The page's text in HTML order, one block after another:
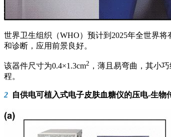
世界卫生组织（WHO）预计到2025年全世界
和诊断，应用前景良好。
该器件尺寸为0.4×1.3cm2 ，薄且易弯曲，其小
程。
2 自供电可植入式电子皮肤血糖仪的压电-生物